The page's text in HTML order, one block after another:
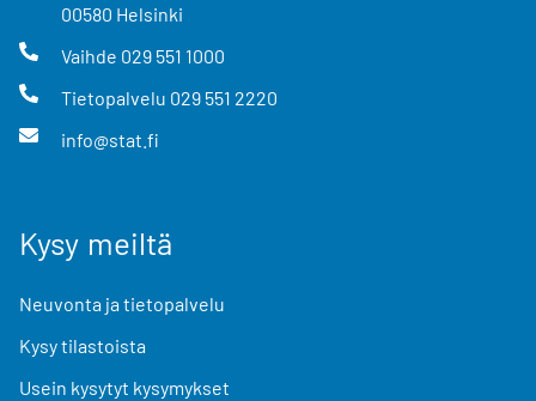
00580 Helsinki
Vaihde 029 551 1000
Tietopalvelu 029 551 2220
info@stat.fi
Kysy meiltä
Neuvonta ja tietopalvelu
Kysy tilastoista
Usein kysytyt kysymykset